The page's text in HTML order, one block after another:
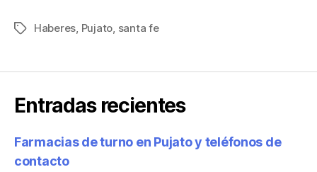
Haberes, Pujato, santa fe
Entradas recientes
Farmacias de turno en Pujato y teléfonos de
contacto